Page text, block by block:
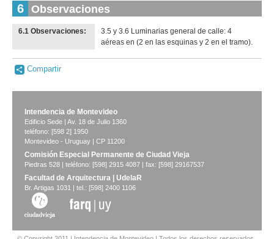
6 Observaciones
6.1 Observaciones:
3.5 y 3.6 Luminarias general de calle: 4
aéreas en (2 en las esquinas y 2 en el tramo).
Compartir
Intendencia de Montevideo
Edificio Sede | Av. 18 de Julio 1360
teléfono: [598 2] 1950
Montevideo - Uruguay | CP 11200
Comisión Especial Permanente de Ciudad Vieja
Piedras 528 | teléfono: [598] 2915 4087 | fax: [598] 29167537
Facultad de Arquitectura | UdelaR
Br. Artigas 1031 | tel.: [598] 2400 1106